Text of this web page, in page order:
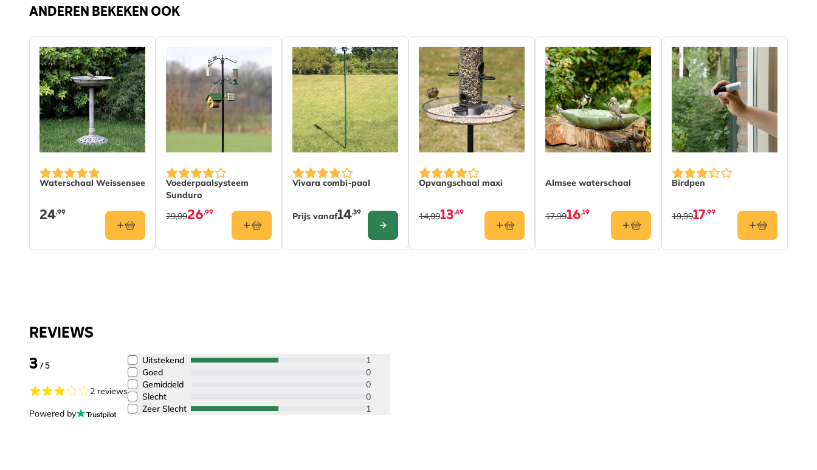
ANDEREN BEKEKEN OOK
Waterschaal Weissensee
24,99
Voederpaalsysteem
Sunduro
26,99
29,99
Vivara combi-paal
The price depends on the options chosen on the product page
Prijs vanaf14,39
CONFIGURE
Opvangschaal maxi
13,49
14,99
Almsee waterschaal
16,19
17,99
Birdpen
17,99
19,99
REVIEWS
3/ 5
2 reviews
Powered by
Uitstekend
1
Goed
0
Gemiddeld
0
Slecht
0
Zeer Slecht
1